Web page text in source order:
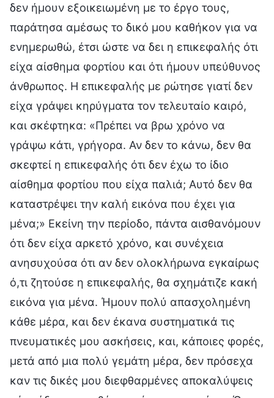
δεν ήμουν εξοικειωμένη με το έργο τους,
παράτησα αμέσως το δικό μου καθήκον για να
ενημερωθώ, έτσι ώστε να δει η επικεφαλής ότι
είχα αίσθημα φορτίου και ότι ήμουν υπεύθυνος
άνθρωπος. Η επικεφαλής με ρώτησε γιατί δεν
είχα γράψει κηρύγματα τον τελευταίο καιρό,
και σκέφτηκα: «Πρέπει να βρω χρόνο να
γράψω κάτι, γρήγορα. Αν δεν το κάνω, δεν θα
σκεφτεί η επικεφαλής ότι δεν έχω το ίδιο
αίσθημα φορτίου που είχα παλιά; Αυτό δεν θα
καταστρέψει την καλή εικόνα που έχει για
μένα;» Εκείνη την περίοδο, πάντα αισθανόμουν
ότι δεν είχα αρκετό χρόνο, και συνέχεια
ανησυχούσα ότι αν δεν ολοκλήρωνα εγκαίρως
ό,τι ζητούσε η επικεφαλής, θα σχημάτιζε κακή
εικόνα για μένα. Ήμουν πολύ απασχολημένη
κάθε μέρα, και δεν έκανα συστηματικά τις
πνευματικές μου ασκήσεις, και, κάποιες φορές,
μετά από μια πολύ γεμάτη μέρα, δεν πρόσεχα
καν τις δικές μου διεφθαρμένες αποκαλύψεις